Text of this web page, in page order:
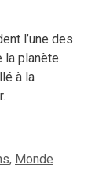
l’une des
la planète.
à la
, Monde